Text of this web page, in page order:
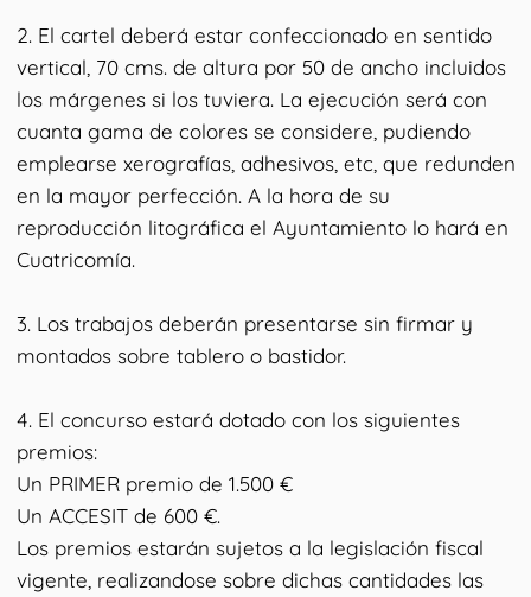
2. El cartel deberá estar confeccionado en sentido
vertical, 70 cms. de altura por 50 de ancho incluidos
los márgenes si los tuviera. La ejecución será con
cuanta gama de colores se considere, pudiendo
emplearse xerografías, adhesivos, etc, que redunden
en la mayor perfección. A la hora de su
reproducción litográfica el Ayuntamiento lo hará en
Cuatricomía.
3. Los trabajos deberán presentarse sin firmar y
montados sobre tablero o bastidor.
4. El concurso estará dotado con los siguientes
premios:
Un PRIMER premio de 1.500 €
Un ACCESIT de 600 €.
Los premios estarán sujetos a la legislación fiscal
vigente, realizandose sobre dichas cantidades las